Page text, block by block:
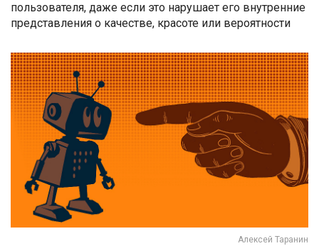
пользователя, даже если это нарушает его внутренние
представления о качестве, красоте или вероятности
Алексей Таранин